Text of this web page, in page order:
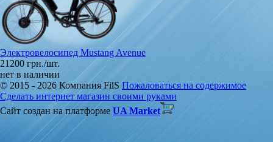
Электровелосипед Mustang Avenue
21200 грн./шт.
нет в наличии
© 2015 - 2026 Компания FilS Пожаловаться на содержимое
Сделать интернет магазин своими руками
Сайт создан на платформе UA Market